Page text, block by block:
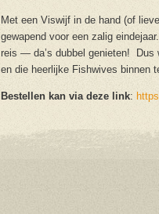
Met een Viswijf in de hand (of
gewapend voor een zalig
reis — da’s dubbel genieten! Dus
en die heerlijke Fishwives binnen
Bestellen kan via deze link: